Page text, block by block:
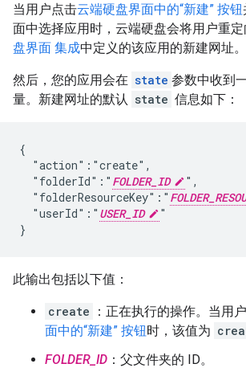
当用户点击云端硬盘界面中的“新建” 按钮
面中选择应用时，云端硬盘会将用户重
盘界面 集成中定义的该应用的新建网址。
然后，您的应用会在 state 参数中收到
量。新建网址的默认 state 信息如下：
{
  "action":"create",
  "folderId":"
FOLDER_ID
",
  "folderResourceKey":"
  "userId":"
USER_ID
"
此输出包括以下值：
create ：正在执行的操作。当用
面中的“新建” 按钮时，该值为
FOLDER_ID ：父文件夹的 ID。